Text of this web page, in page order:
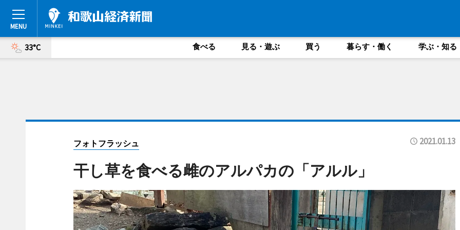
33°C 食べる 見る・遊ぶ 買う 暮らす・働く 学ぶ・知る
フォトフラッシュ 2021.01.13
干し草を食べる雌のアルパカの「アルル」